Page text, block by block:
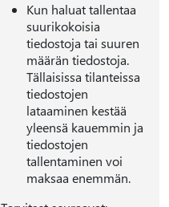
Kun haluat tallentaa
suurikokoisia
tiedostoja tai suuren
määrän tiedostoja.
Tällaisissa tilanteissa
tiedostojen
lataaminen kestää
yleensä kauemmin ja
tiedostojen
tallentaminen voi
maksaa enemmän.